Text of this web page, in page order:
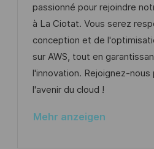
u
u
m
d
e
r
V
r
t
e
g
o
r
i
passionné pour rejoindre
à La Ciotat. Vous serez
conception et de
sur AWS, tout en
l'innovation. Rejoignez-
l'avenir du cloud !
Mehr anzeigen